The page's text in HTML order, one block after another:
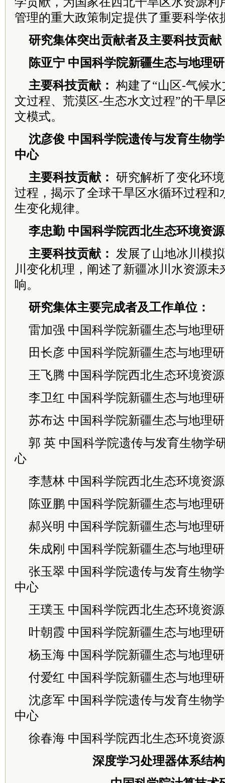
管理的重大政策制定提供了重要科学依
研究集体突出贡献者及主要科技贡献
陈亚宁 中国科学院新疆生态与地理
主要科技贡献： 构建了“山区-气候
文过程、荒漠区-生态水文过程”的干旱
文模式。
沈彦俊 中国科学院遗传与发育生物
中心
主要科技贡献： 研究解析了变化环
过程，揭示了全球干旱区水循环过程和
生变化规律。
李忠勤 中国科学院西北生态环境资
主要科技贡献：
发展了山地冰川模
川变化机理，阐述了新疆冰川水资源未
响。
研究集体主要完成者及工作单位：
雷加强 中国科学院新疆生态与地理
田长彦 中国科学院新疆生态与地理
王飞腾 中国科学院西北生态环境资
李卫红 中国科学院新疆生态与地理
苏布达 中国科学院新疆生态与地理
郭 英 中国科学院遗传与发育生物学
心
李慧林 中国科学院西北生态环境资
陈亚鹏 中国科学院新疆生态与地理
郝兴明 中国科学院新疆生态与地理
朱成刚 中国科学院新疆生态与地理
张玉翠 中国科学院遗传与发育生物
中心
王璞玉 中国科学院西北生态环境资
叶朝霞 中国科学院新疆生态与地理
杨玉海 中国科学院新疆生态与地理
付爱红 中国科学院新疆生态与地理
沈彦军 中国科学院遗传与发育生物
中心
徐春海 中国科学院西北生态环境资
深度学习处理器体系结